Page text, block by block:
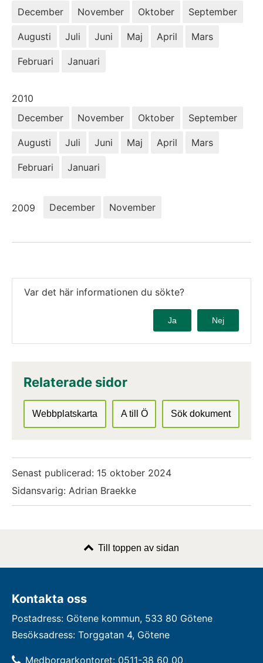
December
November Oktober September
Augusti Juli Juni Maj April Mars
Februari Januari
År:
2010
December
November Oktober September
Augusti Juli Juni Maj April Mars
Februari Januari
År:
2009 December November
Var det här informationen du sökte?
Ja Nej
Relaterade sidor
Webbplatskarta A till Ö Sök dokument
Senast publicerad: 15 oktober 2024
Sidansvarig: Adrian Braekke
Till toppen av sidan
Kontakta oss
Postadress: Götene kommun, 533 80 Götene
Besöksadress: Torggatan 4, Götene
Medborgarkontoret: 0511-38 60 00